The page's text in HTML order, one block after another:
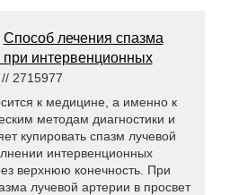
Способ лечения спазма
при интервенционных
2715977
к медицине, а именно к
методам диагностики и
купировать спазм лучевой
интервенционных
верхнюю конечность. При
лучевой артерии в просвет